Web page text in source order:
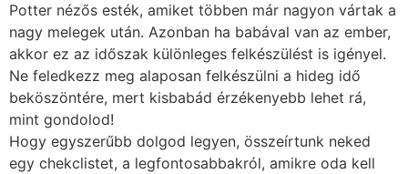
Potter nézős esték, amiket többen már nagyon vártak a
nagy melegek után. Azonban ha babával van az ember,
akkor ez az időszak különleges felkészülést is igényel.
Ne feledkezz meg alaposan felkészülni a hideg idő
beköszöntére, mert kisbabád érzékenyebb lehet rá,
mint gondolod!
Hogy egyszerűbb dolgod legyen, összeírtunk neked
egy chekclistet, a legfontosabbakról, amikre oda kell